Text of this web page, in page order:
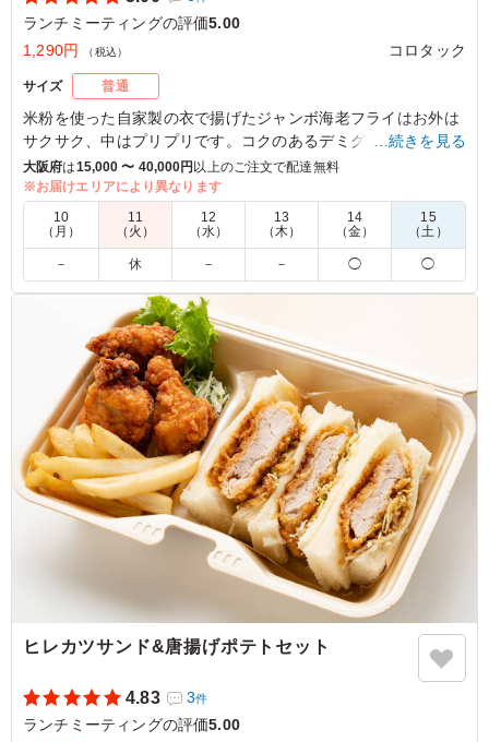
ランチミーティングの評価5.00
1,290円
（税込） コロタック
サイズ 普通
米粉を使った自家製の衣で揚げたジャンボ海老フライはお外は
サクサク、中はプリプリです。コクのあるデミグラスソースの
ハンバーグと旨味溢れる手づくりのコロッケと一緒にお召し上
がり下さい。
※別途ソースがつきます。
5.0
揚げ物はもちろん、ハンバーグも柔らかい、かつ、しっか
り肉感があり冷めていても臭みは全く感じません。 ふっ
くら甘みを感じるご飯との相性もよく、ハンバーグ好きに
もお勧めできます。
ご利用シーン：会議・セミナー›ランチミーティング
京都府乙訓郡大山崎町大山崎2025/04/11
…続きを見る
大阪府は15,000 〜 40,000円以上のご注文で配達無料
※お届けエリアにより異なります
10
（月）
11
（火）
12
（水）
13
（木）
14
（金）
15
（土）
－ 休 － － ◯ ◯
ヒレカツサンド&唐揚げポテトセット
4.83 3件
ランチミーティングの評価5.00